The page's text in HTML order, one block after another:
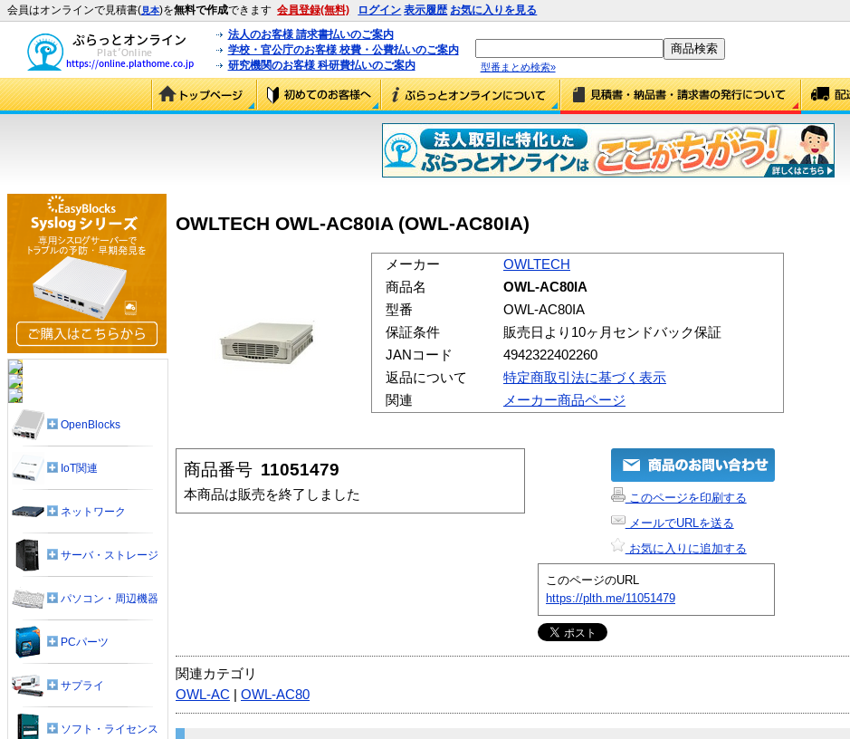
会員はオンラインで見積書(見本)を無料で作成できます 会員登録(無料) ログイン 表示履歴 お気に入りを見る
法人のお客様 請求書払いのご案内
学校・官公庁のお客様 校費・公費払いのご案内
研究機関のお客様 科研費払いのご案内
型番まとめ検索»
OWLTECH OWL-AC80IA (OWL-AC80IA)
メーカー
OWLTECH
商品名
OWL-AC80IA
型番
OWL-AC80IA
保証条件
販売日より10ヶ月センドバック保証
JANコード
4942322402260
返品について
特定商取引法に基づく表示
関連
メーカー商品ページ
商品番号 11051479
本商品は販売を終了しました
このページを印刷する
メールでURLを送る
お気に入りに追加する
このページのURL
https://plth.me/11051479
関連カテゴリ
OWL-AC
OWL-AC80
OpenBlocks
IoT関連
ネットワーク
サーバ・ストレージ
パソコン・周辺機器
PCパーツ
サプライ
ソフト・ライセンス